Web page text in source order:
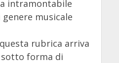
intramontabile
musicale
rubrica arriva
forma di